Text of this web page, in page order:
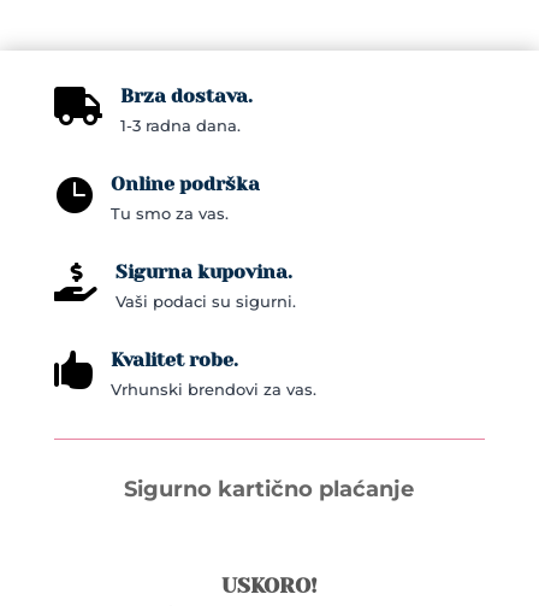
 Brza dostava.
1-3 radna dana.
 Online podrška
Tu smo za vas.
 Sigurna kupovina.
Vaši podaci su sigurni.
 Kvalitet robe.
Vrhunski brendovi za vas.
Sigurno kartično plaćanje
USKORO!